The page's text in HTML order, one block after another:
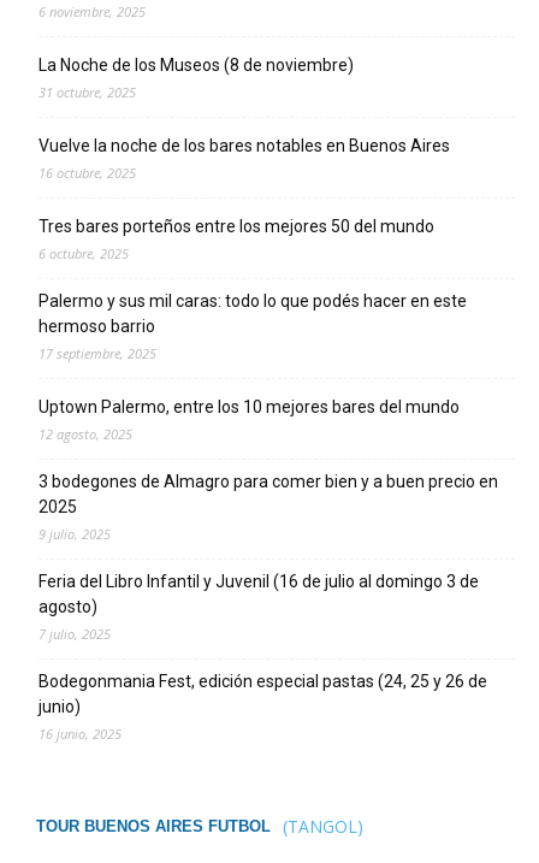
6 noviembre, 2025
La Noche de los Museos (8 de noviembre)
31 octubre, 2025
Vuelve la noche de los bares notables en Buenos Aires
16 octubre, 2025
Tres bares porteños entre los mejores 50 del mundo
6 octubre, 2025
Palermo y sus mil caras: todo lo que podés hacer en este
hermoso barrio
17 septiembre, 2025
Uptown Palermo, entre los 10 mejores bares del mundo
12 agosto, 2025
3 bodegones de Almagro para comer bien y a buen precio en
2025
9 julio, 2025
Feria del Libro Infantil y Juvenil (16 de julio al domingo 3 de
agosto)
7 julio, 2025
Bodegonmania Fest, edición especial pastas (24, 25 y 26 de
junio)
16 junio, 2025
TOUR BUENOS AIRES FUTBOL (TANGOL)